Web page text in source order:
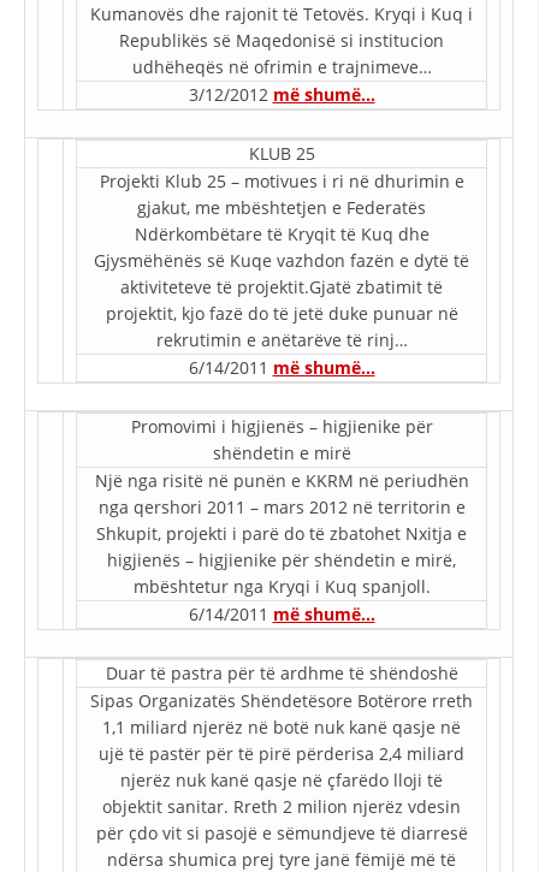
ORGANIZIMI DHE ZHVILLIMI
BORDI DREJTUES
STRUKTURA DHE STRUKTURA ORGANIZATIVE
DISEMINIMI
DREJTA NDERKOMBETARE HUMANITARE
PROMOVIMI I VLERAVE HUMANE
PËRDORIMIN DHE MBROJTJEN E STEMËS
SI TË JEPNI DONACIONE
PËRGATITSHMËRI DHE VEPRIM GJATË KATASTROFAVE
EKIPE PËRGJIGJE DISASTER
STACIONIN E UJIT SHPËTIMIT – VODNO
EOK E CK
PROJEKTE
MARRDHËNJE ME PUBLIKUN
HULUMTIMI I OPINIONIT PUBLIK
BASHKËPUNIM NDËRKOMBËTAR
MARRËVESHJE
Kumanovës dhe rajonit të Tetovës. Kryqi i Kuq i
Republikës së Maqedonisë si institucion
udhëheqës në ofrimin e trajnimeve…
3/12/2012 më shumë…
KLUB 25
Projekti Klub 25 – motivues i ri në dhurimin e
gjakut, me mbështetjen e Federatës
Ndërkombëtare të Kryqit të Kuq dhe
Gjysmëhënës së Kuqe vazhdon fazën e dytë të
aktiviteteve të projektit.Gjatë zbatimit të
projektit, kjo fazë do të jetë duke punuar në
rekrutimin e anëtarëve të rinj…
6/14/2011 më shumë…
Promovimi i higjienës – higjienike për
shëndetin e mirë
Një nga risitë në punën e KKRM në periudhën
nga qershori 2011 – mars 2012 në territorin e
Shkupit, projekti i parë do të zbatohet Nxitja e
higjienës – higjienike për shëndetin e mirë,
mbështetur nga Kryqi i Kuq spanjoll.
6/14/2011 më shumë…
Duar të pastra për të ardhme të shëndoshë
Sipas Organizatës Shëndetësore Botërore rreth
1,1 miliard njerëz në botë nuk kanë qasje në
ujë të pastër për të pirë përderisa 2,4 miliard
njerëz nuk kanë qasje në çfarëdo lloji të
objektit sanitar. Rreth 2 milion njerëz vdesin
për çdo vit si pasojë e sëmundjeve të diarresë
ndërsa shumica prej tyre janë fëmijë më të